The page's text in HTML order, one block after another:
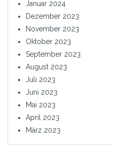
Januar 2024
Dezember 2023
November 2023
Oktober 2023
September 2023
August 2023
Juli 2023
Juni 2023
Mai 2023
April 2023
März 2023